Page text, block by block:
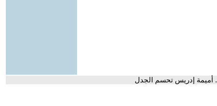
د. أميمة إدريس تحسم الجدل